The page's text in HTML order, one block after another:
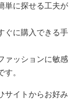
単に探せる工夫が
ぐに購入できる手
ァッションに敏感
。
サイトからお好み